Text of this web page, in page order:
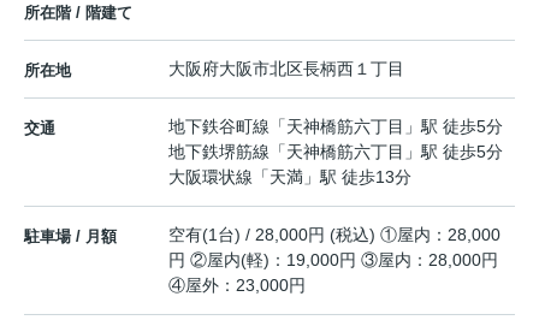
所在階 / 階建て
所在地 大阪府大阪市北区長柄西 １丁目
交通 地下鉄谷町線 「天神橋筋六丁目 」駅 徒歩5分
地下鉄堺筋線 「天神橋筋六丁目 」駅 徒歩5分
大阪環状線 「天満 」駅 徒歩13分
駐車場 / 月額
空有(1台) / 28,000円 (税込) ①屋内：28,000
円 ②屋内(軽)：19,000円 ③屋内：28,000円
④屋外：23,000円